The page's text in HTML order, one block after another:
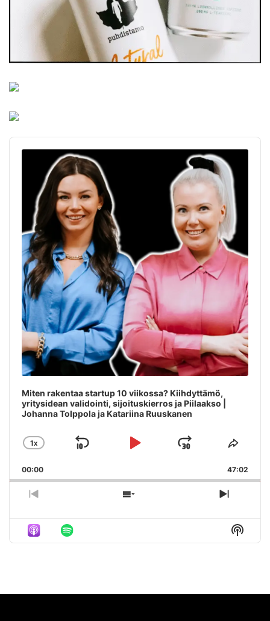
Audio
Player
Miten rakentaa startup 10 viikossa? Kiihdyttämö,
yritysidean validointi, sijoituskierros ja Piilaakso |
Johanna Tolppola ja Katariina Ruuskanen
CHANGE
RATE
1X
SKIP
PLAY JUMP
00:00 47:02
PREVIOUS
SHOW
LIST
NEXT
Show